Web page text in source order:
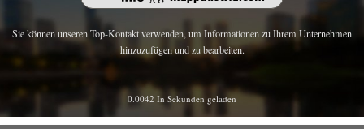
Sie können unseren Top-Kontakt verwenden, um Informationen zu Ihrem Unternehmen
hinzuzufügen und zu bearbeiten.
0.0042 In Sekunden geladen